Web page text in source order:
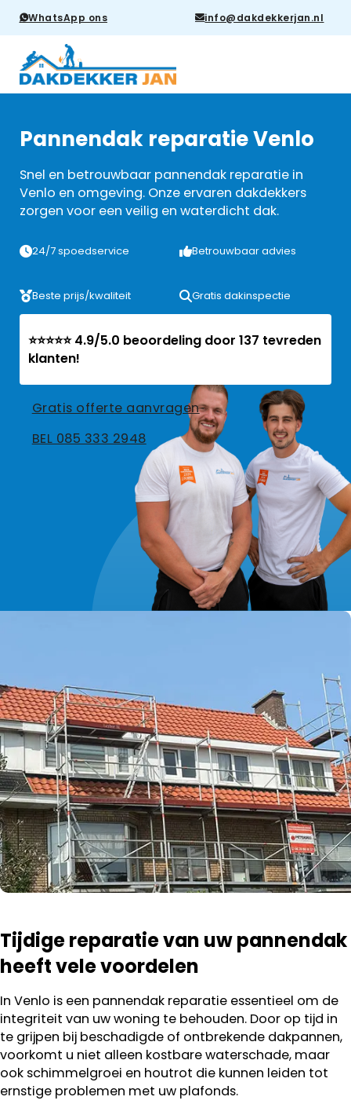
WhatsApp ons info@dakdekkerjan.nl
Pannendak reparatie Venlo
Snel en betrouwbaar pannendak reparatie in
Venlo en omgeving. Onze ervaren dakdekkers
zorgen voor een veilig en waterdicht dak.
24/7 spoedservice Betrouwbaar advies
Beste prijs/kwaliteit Gratis dakinspectie
⭐⭐⭐⭐⭐ 4.9/5.0 beoordeling door 137 tevreden
klanten!
Gratis offerte aanvragen
BEL 085 333 2948
Tijdige reparatie van uw pannendak
heeft vele voordelen
In Venlo is een pannendak reparatie essentieel om de
integriteit van uw woning te behouden. Door op tijd in
te grijpen bij beschadigde of ontbrekende dakpannen,
voorkomt u niet alleen kostbare waterschade, maar
ook schimmelgroei en houtrot die kunnen leiden tot
ernstige problemen met uw plafonds.